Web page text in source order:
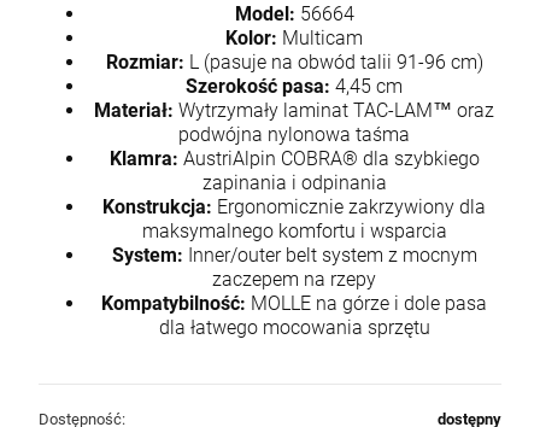
Model: 56664
Kolor: Multicam
Rozmiar: L (pasuje na obwód talii 91-96 cm)
Szerokość pasa: 4,45 cm
Materiał: Wytrzymały laminat TAC-LAM™ oraz
podwójna nylonowa taśma
Klamra: AustriAlpin COBRA® dla szybkiego
zapinania i odpinania
Konstrukcja: Ergonomicznie zakrzywiony dla
maksymalnego komfortu i wsparcia
System: Inner/outer belt system z mocnym
zaczepem na rzepy
Kompatybilność: MOLLE na górze i dole pasa
dla łatwego mocowania sprzętu
Dostępność: dostępny